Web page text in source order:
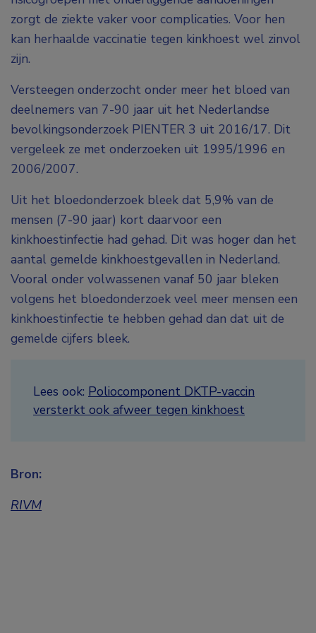
zorgt de ziekte vaker voor complicaties. Voor hen
kan herhaalde vaccinatie tegen kinkhoest wel zinvol
zijn.
Versteegen onderzocht onder meer het bloed van
deelnemers van 7-90 jaar uit het Nederlandse
bevolkingsonderzoek PIENTER 3 uit 2016/17. Dit
vergeleek ze met onderzoeken uit 1995/1996 en
2006/2007.
Uit het bloedonderzoek bleek dat 5,9% van de
mensen (7-90 jaar) kort daarvoor een
kinkhoestinfectie had gehad. Dit was hoger dan het
aantal gemelde kinkhoestgevallen in Nederland.
Vooral onder volwassenen vanaf 50 jaar bleken
volgens het bloedonderzoek veel meer mensen een
kinkhoestinfectie te hebben gehad dan dat uit de
gemelde cijfers bleek.
Lees ook: Poliocomponent DKTP-vaccin
versterkt ook afweer tegen kinkhoest
Bron:
RIVM